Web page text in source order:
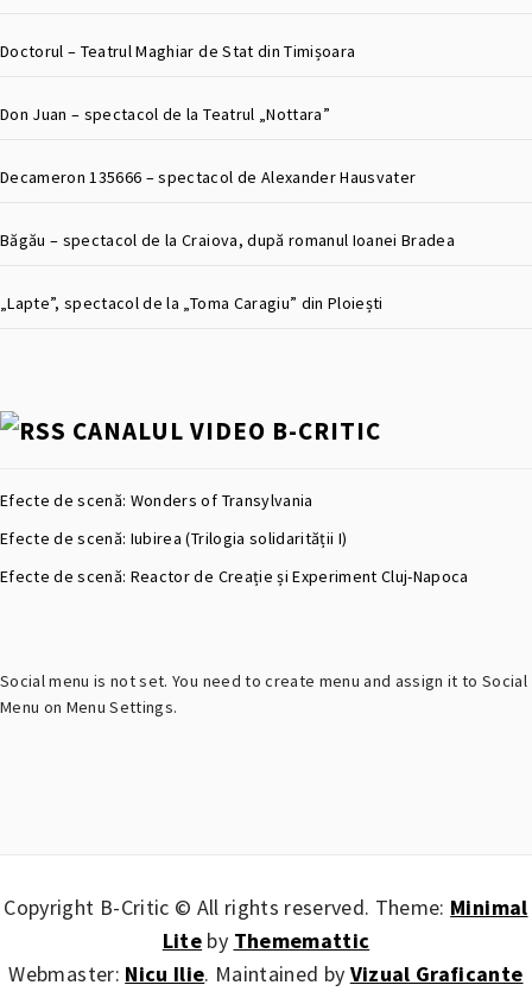
Doctorul – Teatrul Maghiar de Stat din Timișoara
Don Juan – spectacol de la Teatrul „Nottara”
Decameron 135666 – spectacol de Alexander Hausvater
Băgău – spectacol de la Craiova, după romanul Ioanei Bradea
„Lapte”, spectacol de la „Toma Caragiu” din Ploiești
CANALUL VIDEO B-CRITIC
Efecte de scenă: Wonders of Transylvania
Efecte de scenă: Iubirea (Trilogia solidarității I)
Efecte de scenă: Reactor de Creație și Experiment Cluj-Napoca
Social menu is not set. You need to create menu and assign it to Social
Menu on Menu Settings.
Copyright B-Critic © All rights reserved. Theme: Minimal
Lite by Thememattic
Webmaster: Nicu Ilie. Maintained by Vizual Graficante